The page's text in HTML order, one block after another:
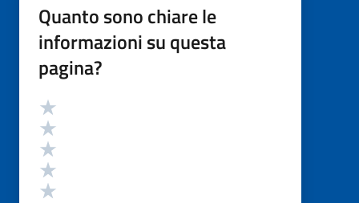
Quanto sono chiare le
informazioni su questa
pagina?
Valutazione